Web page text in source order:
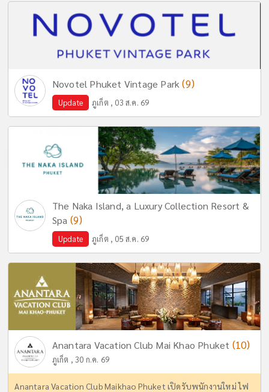
Novotel Phuket Vintage Park(9)
Update ภูเก็ต , 03 ส.ค. 69
The Naka Island, a Luxury Collection Resort &
Spa (9)
Update ภูเก็ต , 05 ส.ค. 69
Anantara Vacation Club Mai Khao Phuket (10)
ภูเก็ต , 30 ก.ค. 69
Anantara Vacation Club Maikhao Phuket เปิดรับพนักงานใหม่ ไฟ